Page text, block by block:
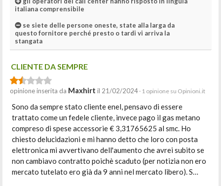
italiana comprensibile
se siete delle persone oneste, state alla larga da
questo fornitore perché presto o tardi vi arriva la
stangata
CLIENTE DA SEMPRE
opinione inserita da Maxhirt il 21/02/2024 · 1 opinione su Opinioni.it
Sono da sempre stato cliente enel, pensavo di essere
trattato come un fedele cliente, invece pago il gas metano
compreso di spese accessorie € 3,31765625 al smc. Ho
chiesto delucidazioni e mi hanno detto che loro con posta
elettronica mi avvertivano dell'aumento che avrei subito se
non cambiavo contratto poichè scaduto (per notizia non ero
mercato tutelato ero già da 9 anni nel mercato libero). S…